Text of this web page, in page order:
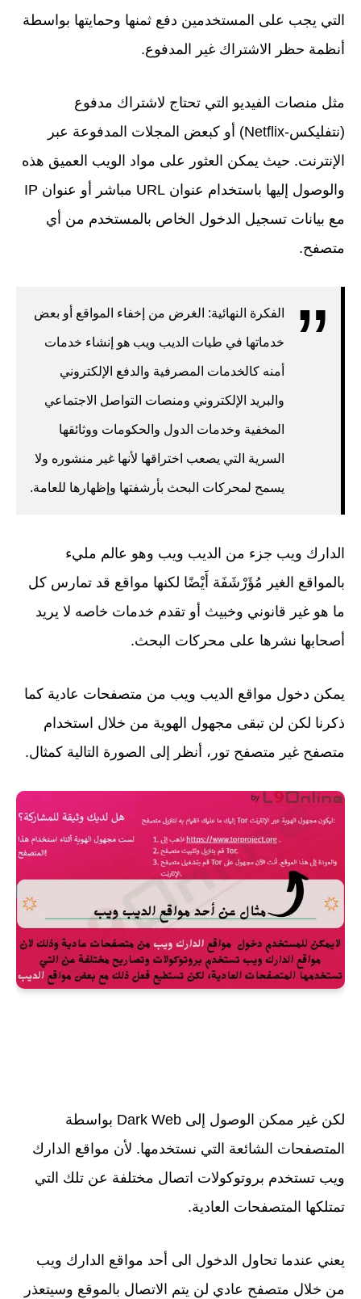
التي يجب على المستخدمين دفع ثمنها وحمايتها بواسطة
أنظمة حظر الاشتراك غير المدفوع.
مثل منصات الفيديو التي تحتاج لاشتراك مدفوع
(نتفليكس-Netflix) أو كبعض المجلات المدفوعة عبر
الإنترنت. حيث يمكن العثور على مواد الويب العميق هذه
والوصول إليها باستخدام عنوان URL مباشر أو عنوان IP
مع بيانات تسجيل الدخول الخاص بالمستخدم من أي
متصفح.
الفكرة النهائية: الغرض من إخفاء المواقع أو بعض
خدماتها في طيات الديب ويب هو إنشاء خدمات
أمنه كالخدمات المصرفية والدفع الإلكتروني
والبريد الإلكتروني ومنصات التواصل الاجتماعي
المخفية وخدمات الدول والحكومات ووثائقها
السرية التي يصعب اختراقها لأنها غير منشوره ولا
يسمح لمحركات البحث بأرشفتها وإظهارها للعامة.
الدارك ويب جزء من الديب ويب وهو عالم مليء
بالمواقع الغير مُؤَرْشَفَة أَيْضًا لكنها مواقع قد تمارس كل
ما هو غير قانوني وخبيث أو تقدم خدمات خاصه لا يريد
أصحابها نشرها على محركات البحث.
يمكن دخول مواقع الديب ويب من متصفحات عادية كما
ذكرنا لكن لن تبقى مجهول الهوية من خلال استخدام
متصفح غير متصفح تور، أنظر إلى الصورة التالية كمثال.
لكن غير ممكن الوصول إلى Dark Web بواسطة
المتصفحات الشائعة التي نستخدمها. لأن مواقع الدارك
ويب تستخدم بروتوكولات اتصال مختلفة عن تلك التي
تمتلكها المتصفحات العادية.
يعني عندما تحاول الدخول الى أحد مواقع الدارك ويب
من خلال متصفح عادي لن يتم الاتصال بالموقع وسيتعذر